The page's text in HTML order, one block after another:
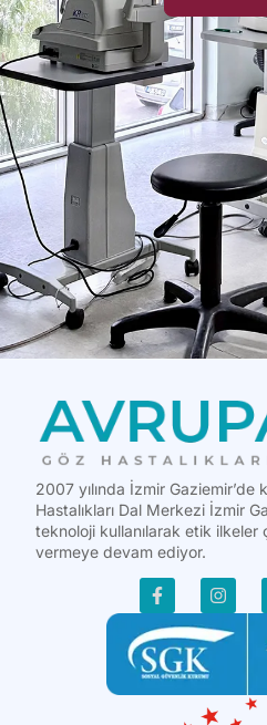
2007 yılında İzmir
Hastalıkları Dal Merkezi İzmir
teknoloji kullanılarak etik ilkeler
vermeye devam ediyor.